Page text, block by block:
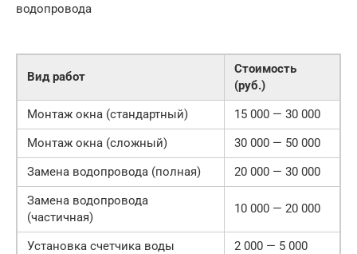
водопровода
Вид работ
Стоимость
(руб.)
Монтаж окна (стандартный)
15 000 — 30 000
Монтаж окна (сложный)
30 000 — 50 000
Замена водопровода (полная)
20 000 — 30 000
Замена водопровода
(частичная)
10 000 — 20 000
Установка счетчика воды 2 000 — 5 000